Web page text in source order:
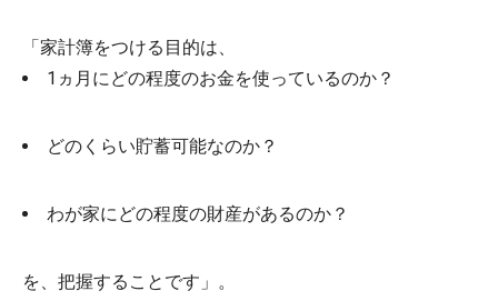
「家計簿をつける目的は、
1ヵ月にどの程度のお金を使っているのか？
どのくらい貯蓄可能なのか？
わが家にどの程度の財産があるのか？
を、把握することです」。